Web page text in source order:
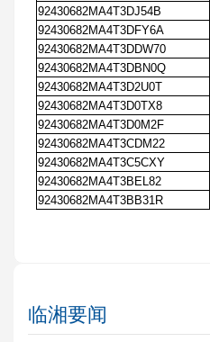
92430682MA4T3DJ54B
92430682MA4T3DFY6A
92430682MA4T3DDW70
92430682MA4T3DBN0Q
92430682MA4T3D2U0T
92430682MA4T3D0TX8
92430682MA4T3D0M2F
92430682MA4T3CDM22
92430682MA4T3C5CXY
92430682MA4T3BEL82
92430682MA4T3BB31R
临湘要闻